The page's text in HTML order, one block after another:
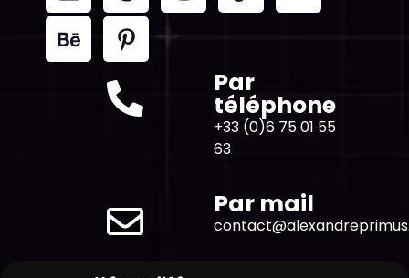
Par
téléphone
+33 (0)6 75 01 55
63
Par mail